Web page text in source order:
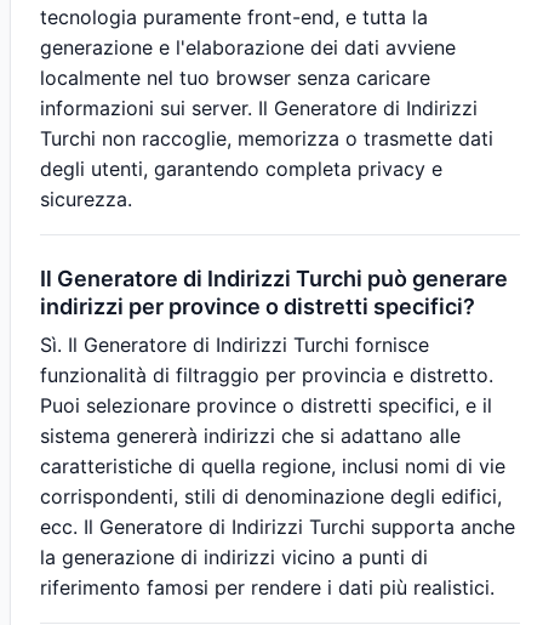
tecnologia puramente front-end, e tutta la
generazione e l'elaborazione dei dati avviene
localmente nel tuo browser senza caricare
informazioni sui server. Il Generatore di Indirizzi
Turchi non raccoglie, memorizza o trasmette dati
degli utenti, garantendo completa privacy e
sicurezza.
Il Generatore di Indirizzi Turchi può generare
indirizzi per province o distretti specifici?
Sì. Il Generatore di Indirizzi Turchi fornisce
funzionalità di filtraggio per provincia e distretto.
Puoi selezionare province o distretti specifici, e il
sistema genererà indirizzi che si adattano alle
caratteristiche di quella regione, inclusi nomi di vie
corrispondenti, stili di denominazione degli edifici,
ecc. Il Generatore di Indirizzi Turchi supporta anche
la generazione di indirizzi vicino a punti di
riferimento famosi per rendere i dati più realistici.